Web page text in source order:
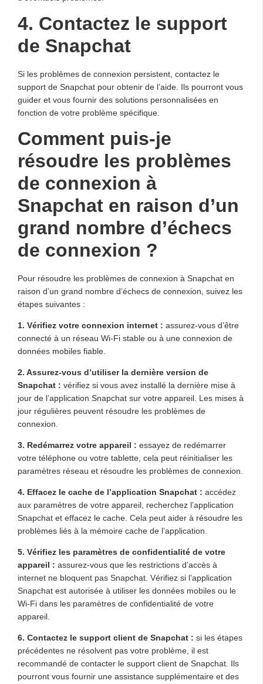
4. Contactez le support
de Snapchat
Si les problèmes de connexion persistent, contactez le
support de Snapchat pour obtenir de l’aide. Ils pourront vous
guider et vous fournir des solutions personnalisées en
fonction de votre problème spécifique.
Comment puis-je
résoudre les problèmes
de connexion à
Snapchat en raison d’un
grand nombre d’échecs
de connexion ?
Pour résoudre les problèmes de connexion à Snapchat en
raison d’un grand nombre d’échecs de connexion, suivez les
étapes suivantes :
1. Vérifiez votre connexion internet : assurez-vous d’être
connecté à un réseau Wi-Fi stable ou à une connexion de
données mobiles fiable.
2. Assurez-vous d’utiliser la dernière version de
Snapchat : vérifiez si vous avez installé la dernière mise à
jour de l’application Snapchat sur votre appareil. Les mises à
jour régulières peuvent résoudre les problèmes de
connexion.
3. Redémarrez votre appareil : essayez de redémarrer
votre téléphone ou votre tablette, cela peut réinitialiser les
paramètres réseau et résoudre les problèmes de connexion.
4. Effacez le cache de l’application Snapchat : accédez
aux paramètres de votre appareil, recherchez l’application
Snapchat et effacez le cache. Cela peut aider à résoudre les
problèmes liés à la mémoire cache de l’application.
5. Vérifiez les paramètres de confidentialité de votre
appareil : assurez-vous que les restrictions d’accès à
internet ne bloquent pas Snapchat. Vérifiez si l’application
Snapchat est autorisée à utiliser les données mobiles ou le
Wi-Fi dans les paramètres de confidentialité de votre
appareil.
6. Contactez le support client de Snapchat : si les étapes
précédentes ne résolvent pas votre problème, il est
recommandé de contacter le support client de Snapchat. Ils
pourront vous fournir une assistance supplémentaire et des